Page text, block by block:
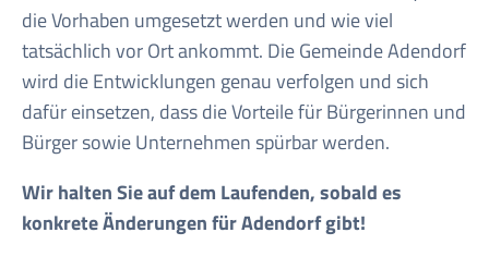
die Vorhaben umgesetzt werden und wie viel
tatsächlich vor Ort ankommt. Die Gemeinde Adendorf
wird die Entwicklungen genau verfolgen und sich
dafür einsetzen, dass die Vorteile für Bürgerinnen und
Bürger sowie Unternehmen spürbar werden.
Wir halten Sie auf dem Laufenden, sobald es
konkrete Änderungen für Adendorf gibt!